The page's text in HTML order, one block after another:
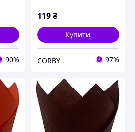
90%
119₴
Купити
CORBY 97%